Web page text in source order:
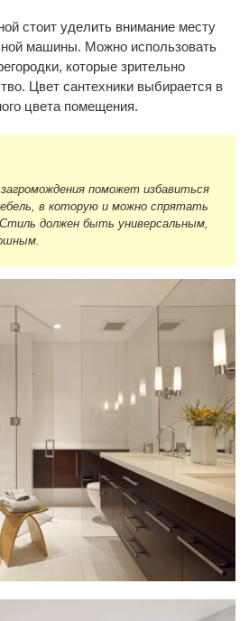
стоит уделить внимание месту
машины. Можно использовать
которые зрительно
Цвет сантехники выбирается в
цвета помещения.
поможет избавиться
в которую и можно спрятать
должен быть универсальным,